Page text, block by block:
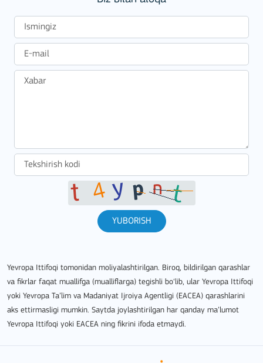
YUBORISH
Yevropa Ittifoqi tomonidan moliyalashtirilgan. Biroq, bildirilgan qarashlar
va fikrlar faqat muallifga (mualliflarga) tegishli bo‘lib, ular Yevropa Ittifoqi
yoki Yevropa Ta’lim va Madaniyat Ijroiya Agentligi (EACEA) qarashlarini
aks ettirmasligi mumkin. Saytda joylashtirilgan har qanday ma’lumot
Yevropa Ittifoqi yoki EACEA ning fikrini ifoda etmaydi.